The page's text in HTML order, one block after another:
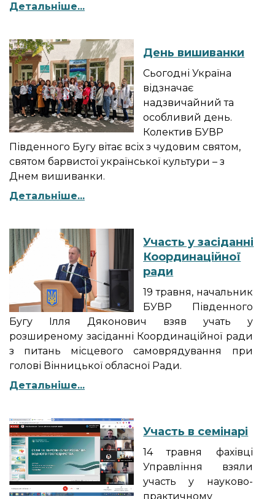
Детальніше...
День вишиванки
Сьогодні Україна
відзначає
надзвичайний та
особливий день.
Колектив БУВР
Південного Бугу вітає всіх з чудовим святом,
святом барвистої української культури – з
Днем вишиванки.
Детальніше...
Участь у засіданні
Координаційної
ради
19 травня, начальник
БУВР Південного
Бугу Ілля Дяконович взяв учать у
розширеному засіданні Координаційної ради
з питань місцевого самоврядування при
голові Вінницької обласної Ради.
Детальніше...
Участь в семінарі
14 травня фахівці
Управління взяли
участь у науково-
практичному